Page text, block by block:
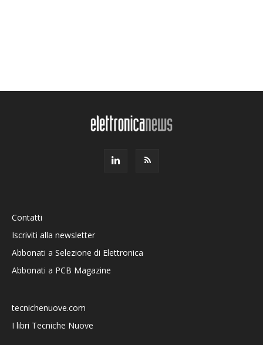
Contatti
Iscriviti alla newsletter
Abbonati a Selezione di Elettronica
Abbonati a PCB Magazine
tecnichenuove.com
I libri Tecniche Nuove